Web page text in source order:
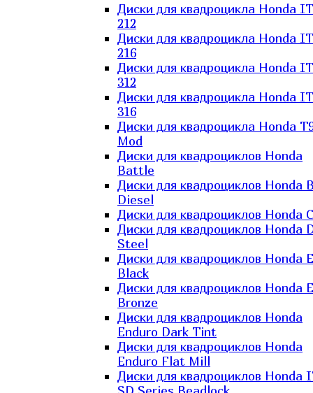
Диски для квадроцикла Honda
212
Диски для квадроцикла Honda
216
Диски для квадроцикла Honda
312
Диски для квадроцикла Honda
316
Диски для квадроцикла Honda
Mod
Диски для квадроциклов Honda
Battle
Диски для квадроциклов Honda
Diesel
Диски для квадроциклов Honda
Диски для квадроциклов Honda
Steel
Диски для квадроциклов Honda
Black
Диски для квадроциклов Honda
Bronze
Диски для квадроциклов Honda
Enduro Dark Tint
Диски для квадроциклов Honda
Enduro Flat Mill
Диски для квадроциклов Honda